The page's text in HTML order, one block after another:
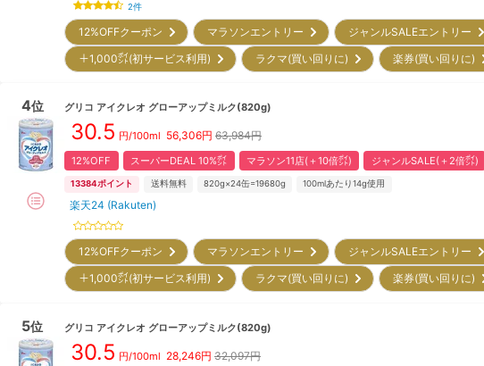
2件
12%OFFクーポン マラソンエントリー ジャンルSALEエントリー
＋1,000㌽(初サービス利用)
ラクマ(買い回りに) 楽券(買い回りに)
4位 グリコ アイクレオ グローアップミルク(820g)
30.5 円/100ml 56,306円 63,984円
12%OFF スーパーDEAL 10%㌽ マラソン11店(＋10倍㌽) ジャンルSALE(＋2倍㌽)
13384ポイント 送料無料 820g×24缶=19680g 100mlあたり14g使用
楽天24 (Rakuten)
12%OFFクーポン マラソンエントリー ジャンルSALEエントリー
＋1,000㌽(初サービス利用)
ラクマ(買い回りに) 楽券(買い回りに)
5位 グリコ アイクレオ グローアップミルク(820g)
30.5 円/100ml 28,246円 32,097円